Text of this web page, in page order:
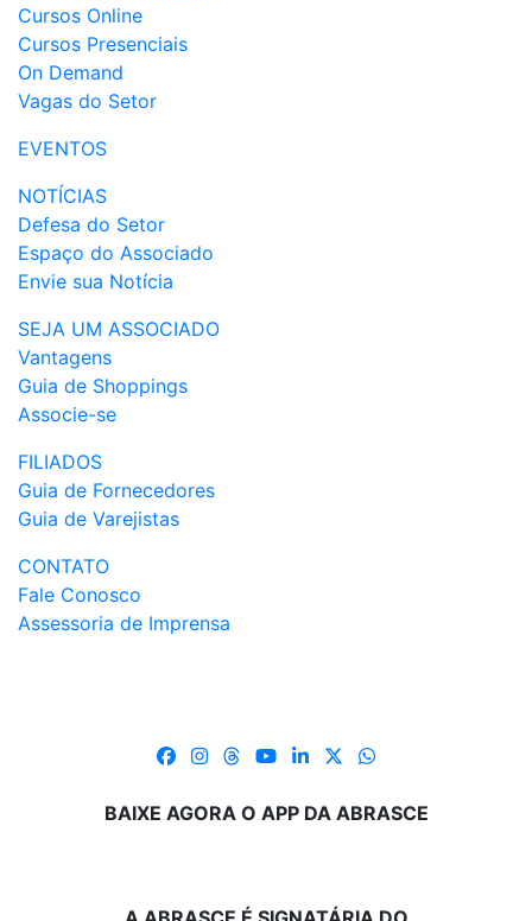
Cursos Online
Cursos Presenciais
On Demand
Vagas do Setor
EVENTOS
NOTÍCIAS
Defesa do Setor
Espaço do Associado
Envie sua Notícia
SEJA UM ASSOCIADO
Vantagens
Guia de Shoppings
Associe-se
FILIADOS
Guia de Fornecedores
Guia de Varejistas
CONTATO
Fale Conosco
Assessoria de Imprensa
BAIXE AGORA O APP DA ABRASCE